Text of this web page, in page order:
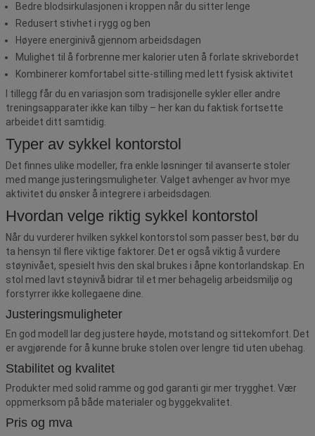
Bedre blodsirkulasjonen i kroppen når du sitter lenge
Redusert stivhet i rygg og ben
Høyere energinivå gjennom arbeidsdagen
Mulighet til å forbrenne mer kalorier uten å forlate skrivebordet
Kombinerer komfortabel sitte-stilling med lett fysisk aktivitet
I tillegg får du en variasjon som tradisjonelle sykler eller andre
treningsapparater ikke kan tilby – her kan du faktisk fortsette
arbeidet ditt samtidig.
Typer av sykkel kontorstol
Det finnes ulike modeller, fra enkle løsninger til avanserte stoler
med mange justeringsmuligheter. Valget avhenger av hvor mye
aktivitet du ønsker å integrere i arbeidsdagen.
Hvordan velge riktig sykkel kontorstol
Når du vurderer hvilken sykkel kontorstol som passer best, bør du
ta hensyn til flere viktige faktorer. Det er også viktig å vurdere
støynivået, spesielt hvis den skal brukes i åpne kontorlandskap. En
stol med lavt støynivå bidrar til et mer behagelig arbeidsmiljø og
forstyrrer ikke kollegaene dine.
Justeringsmuligheter
En god modell lar deg justere høyde, motstand og sittekomfort. Det
er avgjørende for å kunne bruke stolen over lengre tid uten ubehag.
Stabilitet og kvalitet
Produkter med solid ramme og god garanti gir mer trygghet. Vær
oppmerksom på både materialer og byggekvalitet.
Pris og mva